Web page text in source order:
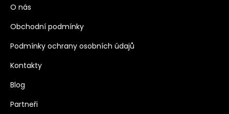
O nás
Obchodní podmínky
Podmínky ochrany osobních údajů
Kontakty
Blog
Partneři